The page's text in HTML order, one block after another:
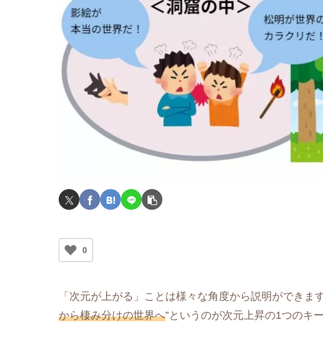
0
「次元が上がる」ことは様々な角度から説明ができま
から棲み分けの世界へ”というのが次元上昇の1つのキ